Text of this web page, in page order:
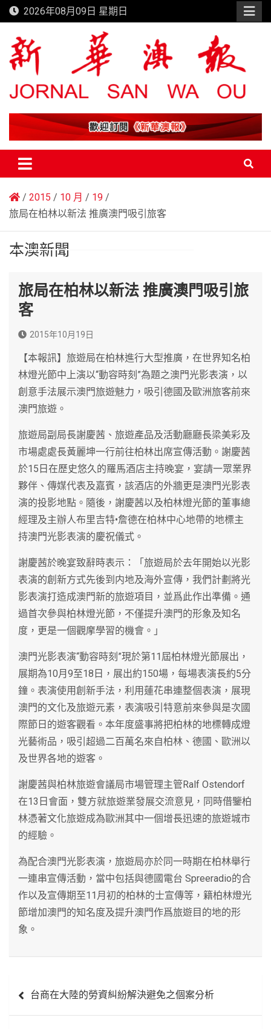
Skip
to
content
2026年08月09日 星期日
新華澳報
2015 10 月
19
旅局在柏林以新法 推廣澳門吸引旅客
本澳新聞
旅局在柏林以新法 推廣澳門吸引旅
客
2015年10月19日
【本報訊】旅遊局在柏林進行大型推廣，在世界知名柏
林燈光節中上演以“動容時刻”為題之澳門光影表演，以
創意手法展示澳門旅遊魅力，吸引德國及歐洲旅客前來
澳門旅遊。
旅遊局副局長謝慶茜、旅遊產品及活動廳廳長梁美彩及
市場處處長黃麗坤一行前往柏林出席宣傳活動。謝慶茜
於15日在歷史悠久的羅馬酒店主持晚宴，宴請一眾業界
夥伴、傳媒代表及嘉賓，該酒店的外牆更是澳門光影表
演的投影地點。隨後，謝慶茜以及柏林燈光節的董事總
經理及主辦人布里吉特•詹德在柏林中心地帶的地標主
持澳門光影表演的慶祝儀式。
謝慶茜於晚宴致辭時表示：「旅遊局於去年開始以光影
表演的創新方式先後到内地及海外宣傳，我們計劃將光
影表演打造成澳門新的旅遊項目，並爲此作出準備。通
過首次參與柏林燈光節，不僅提升澳門的形象及知名
度，更是一個觀摩學習的機會。」
澳門光影表演“動容時刻”現於第11屆柏林燈光節展出，
展期為10月9至18日，展出約150場，每場表演長約5分
鐘。表演使用創新手法，利用蓮花串連整個表演，展現
澳門的文化及旅遊元素，表演吸引特意前來參與是次國
際節日的遊客觀看。本年度盛事將把柏林的地標轉成燈
光藝術品，吸引超過二百萬名來自柏林、德國、歐洲以
及世界各地的遊客。
謝慶茜與柏林旅遊會議局市場管理主管Ralf Ostendorf
在13日會面，雙方就旅遊業發展交流意見，同時借鑒柏
林憑著文化旅遊成為歐洲其中一個增長迅速的旅遊城市
的經驗。
為配合澳門光影表演，旅遊局亦於同一時期在柏林舉行
一連串宣傳活動，當中包括與德國電台 Spreeradio的合
作以及宣傳期至11月初的柏林的士宣傳等，籍柏林燈光
節增加澳門的知名度及提升澳門作爲旅遊目的地的形
象。
章
台商在大陸的勞資糾紛解決避免之個案分析